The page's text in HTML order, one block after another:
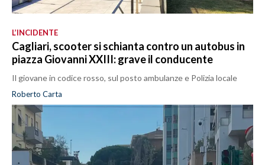
L’INCIDENTE
Cagliari, scooter si schianta contro un autobus in
piazza Giovanni XXIII: grave il conducente
Il giovane in codice rosso, sul posto ambulanze e Polizia locale
Roberto Carta